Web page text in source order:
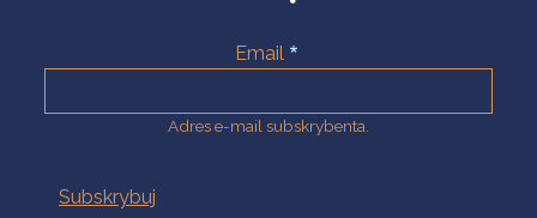
Email
Adres e-mail subskrybenta.